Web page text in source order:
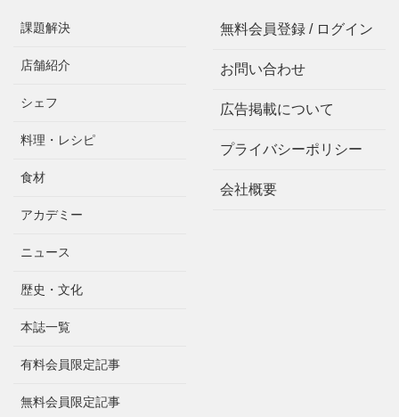
課題解決
店舗紹介
シェフ
料理・レシピ
食材
アカデミー
ニュース
歴史・文化
本誌一覧
有料会員限定記事
無料会員限定記事
無料会員登録 / ログイン
お問い合わせ
広告掲載について
プライバシーポリシー
会社概要